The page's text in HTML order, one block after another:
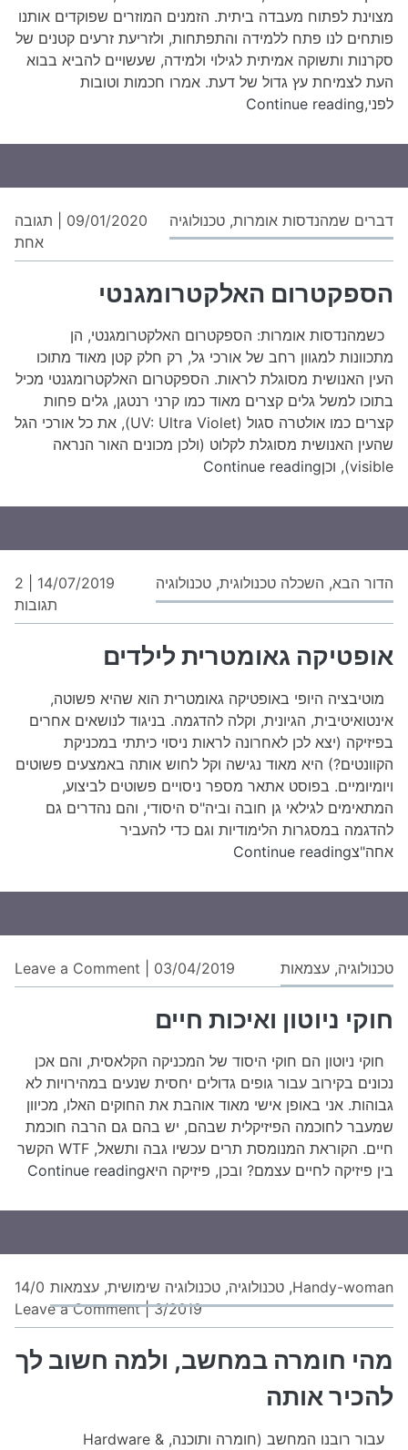
מצוינת לפתוח מעבדה ביתית. הזמנים המוזרים שפוקדים אותנו
פותחים לנו פתח ללמידה והתפתחות, ולזריעת זרעים קטנים של
סקרנות ותשוקה אמיתית לגילוי ולמידה, שעשויים להביא בבוא
העת לצמיחת עץ גדול של דעת. אמרו חכמות וטובות
לפני,Continue reading
דברים שמהנדסות אומרות, טכנולוגיה 09/01/2020
תגובה
אחתעל
הספקטרום האלקטרומגנטי
כשמהנדסות אומרות: הספקטרום האלקטרומגנטי, הן
מתכוונות למגוון רחב של אורכי גל, רק חלק קטן מאוד מתוכו
העין האנושית מסוגלת לראות. הספקטרום האלקטרומגנטי מכיל
בתוכו למשל גלים קצרים מאוד כמו קרני רנטגן, גלים פחות
קצרים כמו אולטרה סגול (UV: Ultra Violet), את כל אורכי הגל
שהעין האנושית מסוגלת לקלוט (ולכן מכונים האור הנראה
visible), וכן
Continue reading
הדור הבא, השכלה טכנולוגית, טכנולוגיה 14/07/2019
2
תגובותעל
אופטיקה גאומטרית לילדים
מוטיבציה היופי באופטיקה גאומטרית הוא שהיא פשוטה,
אינטואיטיבית, הגיונית, וקלה להדגמה. בניגוד לנושאים אחרים
בפיזיקה (יצא לכן לאחרונה לראות ניסוי כיתתי במכניקת
הקוונטים?) היא מאוד נגישה וקל לחוש אותה באמצעים פשוטים
ויומיומיים. בפוסט אתאר מספר ניסויים פשוטים לביצוע,
המתאימים לגילאי גן חובה וביה"ס היסודי, והם נהדרים גם
להדגמה במסגרות הלימודיות וגם כדי להעביר
אחה"צContinue reading
לילדים
טכנולוגיה, עצמאות 03/04/2019
Leave a Comment
חוקי ניוטון ואיכות חיים
חוקי ניוטון הם חוקי היסוד של המכניקה הקלאסית, והם אכן
נכונים בקירוב עבור גופים גדולים יחסית שנעים במהירויות לא
גבוהות. אני באופן אישי מאוד אוהבת את החוקים האלו, מכיוון
שמעבר לחוכמה הפיזיקלית שבהם, יש בהם גם הרבה חוכמת
חיים. הקוראת המנומסת תרים עכשיו גבה ותשאל, WTF הקשר
בין פיזיקה לחיים עצמם? ובכן, פיזיקה היאContinue reading
Handy-woman
, טכנולוגיה, טכנולוגיה שימושית, עצמאות 14/0
3/2019
|
Leave a Comment
מהי חומרה במחשב, ולמה חשוב לך
להכיר אותה
עבור רובנו המחשב (חומרה ותוכנה, Hardware &